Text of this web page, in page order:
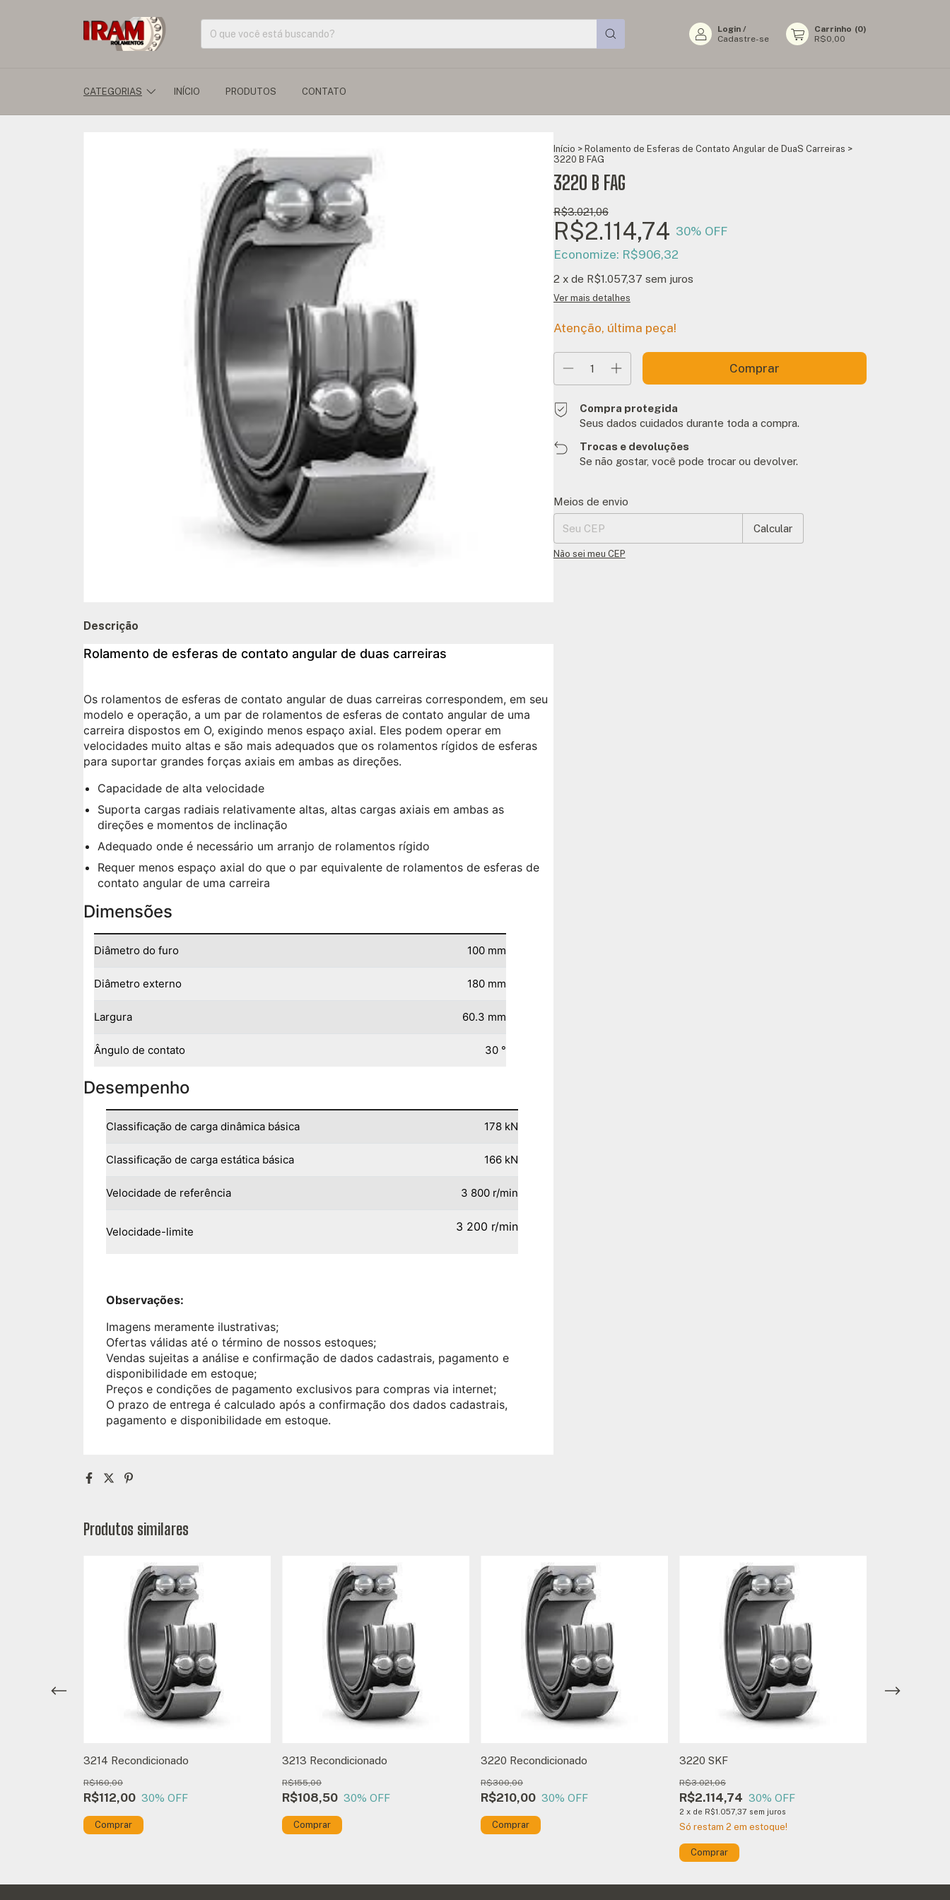
Login /
Cadastre-se
Carrinho (0)
R$0,00
CATEGORIAS INÍCIO PRODUTOS CONTATO
Início > Rolamento de Esferas de Contato Angular de DuaS Carreiras >
3220 B FAG
3220 B FAG
R$3.021,06
R$2.114,74 30% OFF
Economize: R$906,32
2 x de R$1.057,37 sem juros
Ver mais detalhes
Atenção, última peça!
Compra protegida
Seus dados cuidados durante toda a compra.
Trocas e devoluções
Se não gostar, você pode trocar ou devolver.
Entregas para o CEP:
Meios de envio
Calcular
Não sei meu CEP
Descrição
Rolamento de esferas de contato angular de duas carreiras
Os rolamentos de esferas de contato angular de duas carreiras correspondem, em seu
modelo e operação, a um par de rolamentos de esferas de contato angular de uma
carreira dispostos em O, exigindo menos espaço axial. Eles podem operar em
velocidades muito altas e são mais adequados que os rolamentos rígidos de esferas
para suportar grandes forças axiais em ambas as direções.
Capacidade de alta velocidade
Suporta cargas radiais relativamente altas, altas cargas axiais em ambas as
direções e momentos de inclinação
Adequado onde é necessário um arranjo de rolamentos rígido
Requer menos espaço axial do que o par equivalente de rolamentos de esferas de
contato angular de uma carreira
Dimensões
Diâmetro do furo 100 mm
Diâmetro externo 180 mm
Largura 60.3 mm
Ângulo de contato 30 °
Desempenho
Classificação de carga dinâmica básica 178 kN
Classificação de carga estática básica 166 kN
Velocidade de referência 3 800 r/min
Velocidade-limite 3 200 r/min
Observações:
Imagens meramente ilustrativas;
Ofertas válidas até o término de nossos estoques;
Vendas sujeitas a análise e confirmação de dados cadastrais, pagamento e
disponibilidade em estoque;
Preços e condições de pagamento exclusivos para compras via internet;
O prazo de entrega é calculado após a confirmação dos dados cadastrais,
pagamento e disponibilidade em estoque.
Produtos similares
3214 Recondicionado
R$112,00
R$160,00
30% OFF
3213 Recondicionado
R$108,50
R$155,00
30% OFF
3220 Recondicionado
R$210,00
R$300,00
30% OFF
3220 SKF
R$2.114,74
R$3.021,06
30% OFF
2 x de R$1.057,37 sem juros
Só restam 2 em estoque!